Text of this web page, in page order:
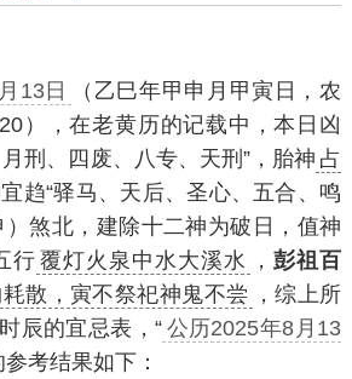
13日
（乙巳年甲申月甲寅日，农
），在老黄历的记载中，本日凶
刑、四废、八专、天刑”，胎神 占
宜趋“驿马、天后、圣心、五合、鸣
）煞北，建除十二神为破日，值神
行 覆灯火泉中水大溪水 ，彭祖百
散，寅不祭祀神鬼不尝
，综上所
辰的宜忌表，“ 公历2025年8月13
参考结果如下：